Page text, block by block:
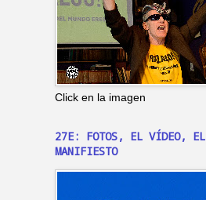
Click en la imagen
27E: FOTOS, EL VÍDEO, EL
MANIFIESTO